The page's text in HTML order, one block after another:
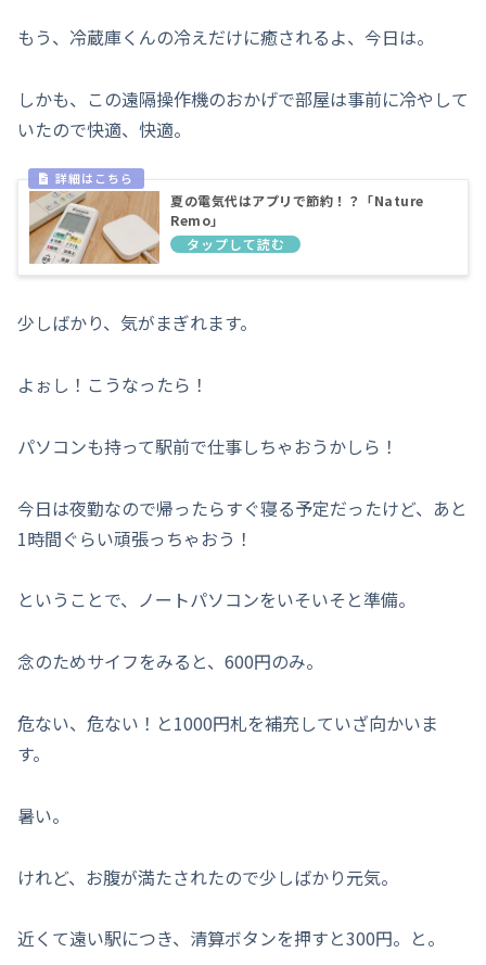
もう、冷蔵庫くんの冷えだけに癒されるよ、今日は。
しかも、この遠隔操作機のおかげで部屋は事前に冷やして
いたので快適、快適。
夏の電気代はアプリで節約！？「Nature
Remo」
少しばかり、気がまぎれます。
よぉし！こうなったら！
パソコンも持って駅前で仕事しちゃおうかしら！
今日は夜勤なので帰ったらすぐ寝る予定だったけど、あと
1時間ぐらい頑張っちゃおう！
ということで、ノートパソコンをいそいそと準備。
念のためサイフをみると、600円のみ。
危ない、危ない！と1000円札を補充していざ向かいま
す。
暑い。
けれど、お腹が満たされたので少しばかり元気。
近くて遠い駅につき、清算ボタンを押すと300円。と。